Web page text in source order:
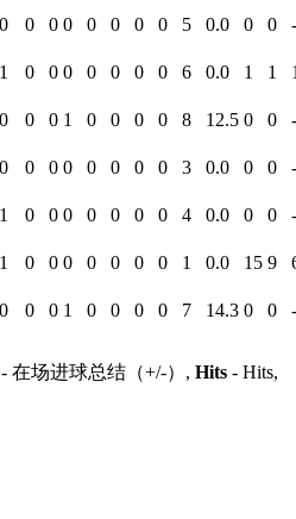
0 0 0 0 0 0 0 0 5 0.0 0 0 -
1 0 0 0 0 0 0 0 6 0.0 1 1
0 0 0 1 0 0 0 0 8 12.5 0 0 -
0 0 0 0 0 0 0 0 3 0.0 0 0 -
1 0 0 0 0 0 0 0 4 0.0 0 0 -
1 0 0 0 0 0 0 0 1 0.0 15 9
0 0 0 1 0 0 0 0 7 14.3 0 0
-
- 在场进球总结（+/-）, Hits - Hits,